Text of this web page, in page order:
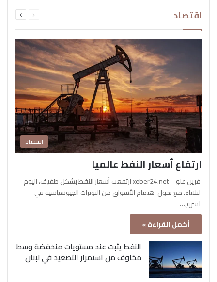
اقتصاد الصفحةالصفحة
اقتصاد
ارتفاع أسعار النفط عالمياً
آفرين علو – xeber24.net ارتفعت أسعار النفط بشكل طفيف، اليوم
الثلاثاء، مع تحول اهتمام الأسواق من التوترات الجيوسياسية في
الشرق…
أكمل القراءة »
النفط يثبت عند مستويات منخفضة وسط
مخاوف من استمرار التصعيد في لبنان